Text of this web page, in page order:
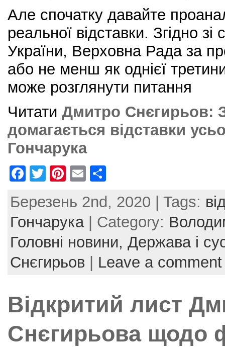
Але спочатку давайте
реальної відставки. Згідно зі
України, Верховна Рада за
або не менш як однієї
може розглянути питання
Читати Дмитро Снєгирьов:
домагається відставки
Гончарука
F
c
e
b
o
T
itt
er
Pi
er
e
st
E
ai
l
ar
e
Березень 2nd, 2020 | Tags:
Гончарука| Category:
Головні новини, Держава і
Снєгирьов
Leave a comment
Відкритий лист
Снєгирьова щодо